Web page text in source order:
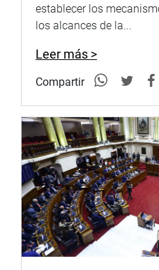
Facebook:https://goo.gl/
Twitter:https://goo.gl/iMywRR
https://goo.gl/
fotografia.congreso.gob.pe
establecer los
los alcances de la...
Leer más >
Compartir